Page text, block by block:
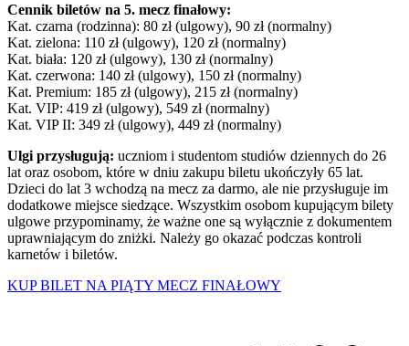
Cennik biletów na 5. mecz finałowy:
Kat. czarna (rodzinna): 80 zł (ulgowy), 90 zł (normalny)
Kat. zielona: 110 zł (ulgowy), 120 zł (normalny)
Kat. biała: 120 zł (ulgowy), 130 zł (normalny)
Kat. czerwona: 140 zł (ulgowy), 150 zł (normalny)
Kat. Premium: 185 zł (ulgowy), 215 zł (normalny)
Kat. VIP: 419 zł (ulgowy), 549 zł (normalny)
Kat. VIP II: 349 zł (ulgowy), 449 zł (normalny)
Ulgi przysługują: uczniom i studentom studiów dziennych do 26
lat oraz osobom, które w dniu zakupu biletu ukończyły 65 lat.
Dzieci do lat 3 wchodzą na mecz za darmo, ale nie przysługuje im
dodatkowe miejsce siedzące. Wszystkim osobom kupującym bilety
ulgowe przypominamy, że ważne one są wyłącznie z dokumentem
uprawniającym do zniżki. Należy go okazać podczas kontroli
karnetów i biletów.
KUP BILET NA PIĄTY MECZ FINAŁOWY